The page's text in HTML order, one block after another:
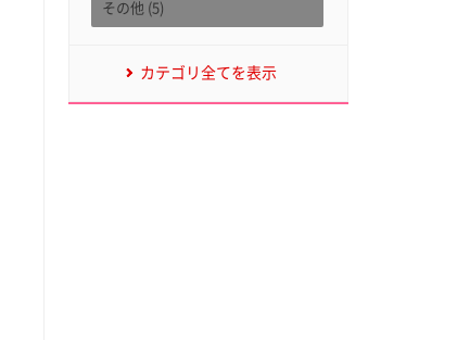
その他 (5)
カテゴリ全てを表示